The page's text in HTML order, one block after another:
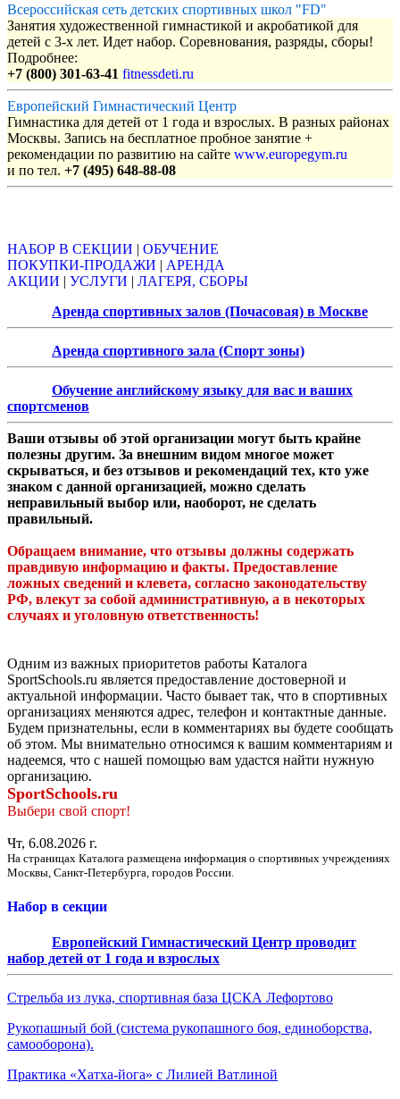
Всероссийская сеть детских спортивных школ "FD"
Занятия художественной гимнастикой и акробатикой для
детей с 3-х лет. Идет набор. Соревнования, разряды, сборы!
Подробнее:
+7 (800) 301-63-41 fitnessdeti.ru
Европейский Гимнастический Центр
Гимнастика для детей от 1 года и взрослых. В разных районах
Москвы. Запись на бесплатное пробное занятие +
рекомендации по развитию на сайте www.europegym.ru
и по тел. +7 (495) 648-88-08
НАБОР В СЕКЦИИ | ОБУЧЕНИЕ
ПОКУПКИ-ПРОДАЖИ | АРЕНДА
АКЦИИ | УСЛУГИ | ЛАГЕРЯ, СБОРЫ
Аренда спортивных залов (Почасовая) в Москве
Аренда спортивного зала (Спорт зоны)
Обучение английскому языку для вас и ваших
спортсменов
Ваши отзывы об этой организации могут быть крайне
полезны другим. За внешним видом многое может
скрываться, и без отзывов и рекомендаций тех, кто уже
знаком с данной организацией, можно сделать
неправильный выбор или, наоборот, не сделать
правильный.
Обращаем внимание, что отзывы должны содержать
правдивую информацию и факты. Предоставление
ложных сведений и клевета, согласно законодательству
РФ, влекут за собой административную, а в некоторых
случаях и уголовную ответственность!
Одним из важных приоритетов работы Каталога
SportSchools.ru является предоставление достоверной и
актуальной информации. Часто бывает так, что в спортивных
организациях меняются адрес, телефон и контактные данные.
Будем признательны, если в комментариях вы будете сообщать
об этом. Мы внимательно относимся к вашим комментариям и
надеемся, что с нашей помощью вам удастся найти нужную
организацию.
SportSchools.ru
Выбери свой спорт!
Чт, 6.08.2026 г.
На страницах Каталога размещена информация о спортивных учреждениях
Москвы, Санкт-Петербурга, городов России.
Набор в секции
Европейский Гимнастический Центр проводит
набор детей от 1 года и взрослых
Стрельба из лука, спортивная база ЦСКА Лефортово
Рукопашный бой (система рукопашного боя, единоборства,
самооборона).
Практика «Хатха-йога» с Лилией Ватлиной